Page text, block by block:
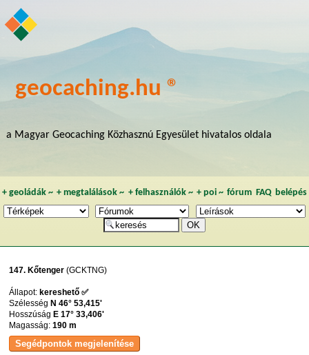
geocaching.hu ®
a Magyar Geocaching Közhasznú Egyesület hivatalos oldala
+ geoládák~ +megtalálások ~ + felhasználók~ + poi~ fórum FAQ belépés
147. Kőtenger (GCKTNG)
Állapot: kereshető ✅
Szélesség N 46° 53,415'
Hosszúság E 17° 33,406'
Magasság:190 m